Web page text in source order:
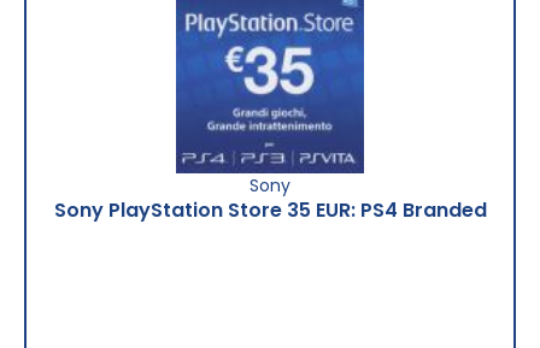
Sony
Sony PlayStation Store 35 EUR: PS4 Branded